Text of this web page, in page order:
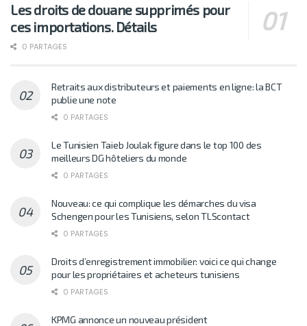
Les droits de douane supprimés pour
ces importations. Détails
0 PARTAGES
Retraits aux distributeurs et paiements en ligne: la BCT
publie une note
0 PARTAGES
Le Tunisien Taieb Joulak figure dans le top 100 des
meilleurs DG hôteliers du monde
0 PARTAGES
Nouveau: ce qui complique les démarches du visa
Schengen pour les Tunisiens, selon TLScontact
0 PARTAGES
Droits d’enregistrement immobilier: voici ce qui change
pour les propriétaires et acheteurs tunisiens
0 PARTAGES
KPMG annonce un nouveau président